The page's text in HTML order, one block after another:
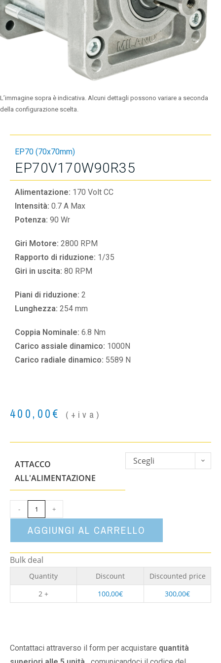
L’immagine sopra è indicativa. Alcuni dettagli possono variare a seconda
della configurazione scelta.
EP70 (70x70mm)
EP70V170W90R35
Alimentazione: 170 Volt CC
Intensità: 0.7 A Max
Potenza: 90 Wr
Giri Motore: 2800 RPM
Rapporto di riduzione: 1/35
Giri in uscita: 80 RPM
Piani di riduzione: 2
Lunghezza: 254 mm
Coppia Nominale: 6.8 Nm
Carico assiale dinamico: 1000N
Carico radiale dinamico: 5589 N
400,00€ (+iva)
ATTACCO
ALL'ALIMENTAZIONE
Scegli
- +
AGGIUNGI AL CARRELLO
Bulk deal
Quantity Discount
Discounted price
2 +
100,00€ 300,00€
Contattaci attraverso il form per acquistare quantità